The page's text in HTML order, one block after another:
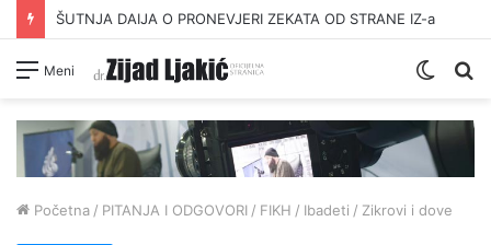
ŠUTNJA DAIJA O PRONEVJERI ZEKATA OD STRANE IZ-a
Meni
Switch
Početna / PITANJA I ODGOVORI / FIKH / Ibadeti / Zikrovi i dove